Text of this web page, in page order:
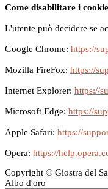
Come disabilitare i
L'utente può decidere se
Google Chrome: https://
Mozilla FireFox: https://
Internet Explorer: https://
Microsoft Edge: https://
Apple Safari: https://
Opera: https://
Copyright © Giostra del
Albo d'oro